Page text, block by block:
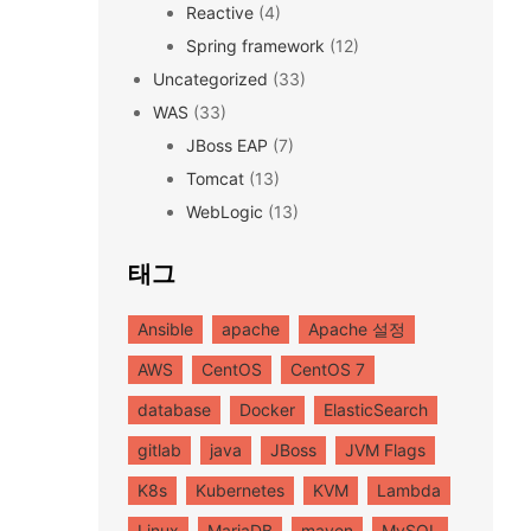
Reactive (4)
Spring framework (12)
Uncategorized (33)
WAS (33)
JBoss EAP (7)
Tomcat (13)
WebLogic (13)
태그
Ansible apache
Apache 설정
AWS
CentOS
CentOS 7
database
Docker
ElasticSearch
gitlab
java JBoss
JVM Flags
K8s
Kubernetes KVM
Lambda